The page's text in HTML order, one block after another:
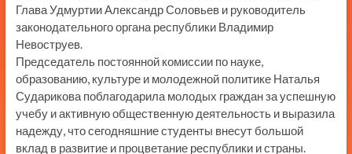
Глава Удмуртии Александр Соловьев и руководитель
законодательного органа республики Владимир
Невоструев.
Председатель постоянной комиссии по науке,
образованию, культуре и молодежной политике Наталья
Сударикова поблагодарила молодых граждан за успешную
учебу и активную общественную деятельность и выразила
надежду, что сегодняшние студенты внесут большой
вклад в развитие и процветание республики и страны.